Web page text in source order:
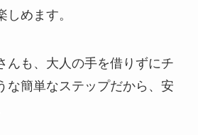
しめます。
んも、大人の手を借りずにチ
な簡単なステップだから、安